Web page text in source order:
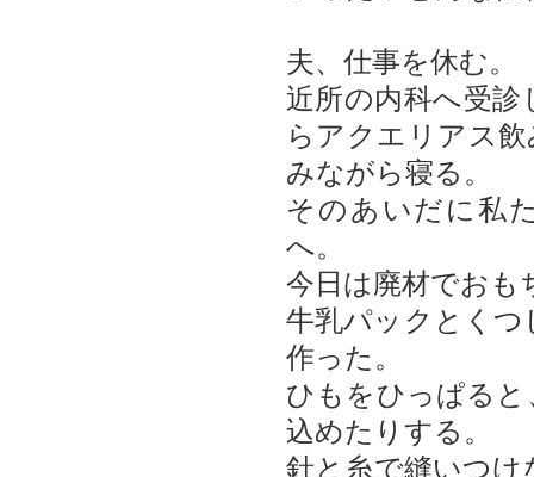
夫、仕事を休む。
近所の内科へ受
らアクエリアス
みながら寝る。
そのあいだに私
へ。
今日は廃材でおも
牛乳パックとく
作った。
ひもをひっぱる
込めたりする。
針と糸で縫いつ